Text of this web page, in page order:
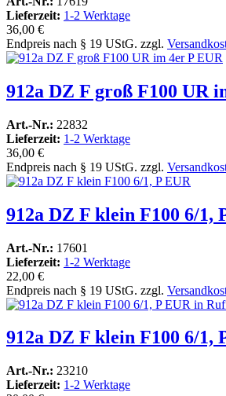
Lieferzeit: 1-2 Werktage
36,00 €
Endpreis nach § 19 UStG. zzgl.
912a DZ F groß F100 UR
Art.-Nr.: 22832
Lieferzeit: 1-2 Werktage
36,00 €
Endpreis nach § 19 UStG. zzgl.
912a DZ F klein F100 6/1,
Art.-Nr.: 17601
Lieferzeit: 1-2 Werktage
22,00 €
Endpreis nach § 19 UStG. zzgl.
912a DZ F klein F100 6/
Art.-Nr.: 23210
Lieferzeit: 1-2 Werktage